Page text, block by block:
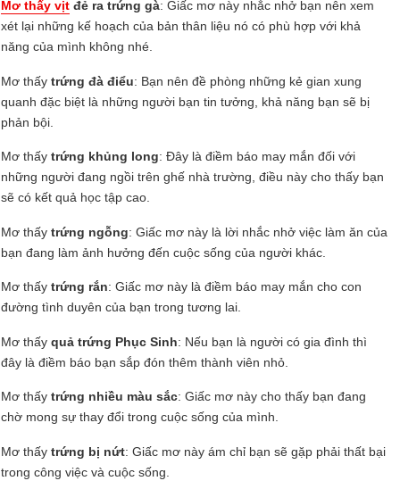
Mơ thấy vịt đẻ ra trứng gà: Giấc mơ này nhắc nhở bạn nên xem
xét lại những kế hoạch của bản thân liệu nó có phù hợp với khả
năng của mình không nhé.
Mơ thấy trứng đà điểu: Bạn nên đề phòng những kẻ gian xung
quanh đặc biệt là những người bạn tin tưởng, khả năng bạn sẽ bị
phản bội.
Mơ thấy trứng khủng long: Đây là điềm báo may mắn đối với
những người đang ngồi trên ghế nhà trường, điều này cho thấy bạn
sẽ có kết quả học tập cao.
Mơ thấy trứng ngỗng: Giấc mơ này là lời nhắc nhở việc làm ăn của
bạn đang làm ảnh hưởng đến cuộc sống của người khác.
Mơ thấy trứng rắn: Giấc mơ này là điềm báo may mắn cho con
đường tình duyên của bạn trong tương lai.
Mơ thấy quả trứng Phục Sinh: Nếu bạn là người có gia đình thì
đây là điềm báo bạn sắp đón thêm thành viên nhỏ.
Mơ thấy trứng nhiều màu sắc: Giấc mơ này cho thấy bạn đang
chờ mong sự thay đổi trong cuộc sống của mình.
Mơ thấy trứng bị nứt: Giấc mơ này ám chỉ bạn sẽ gặp phải thất bại
trong công việc và cuộc sống.